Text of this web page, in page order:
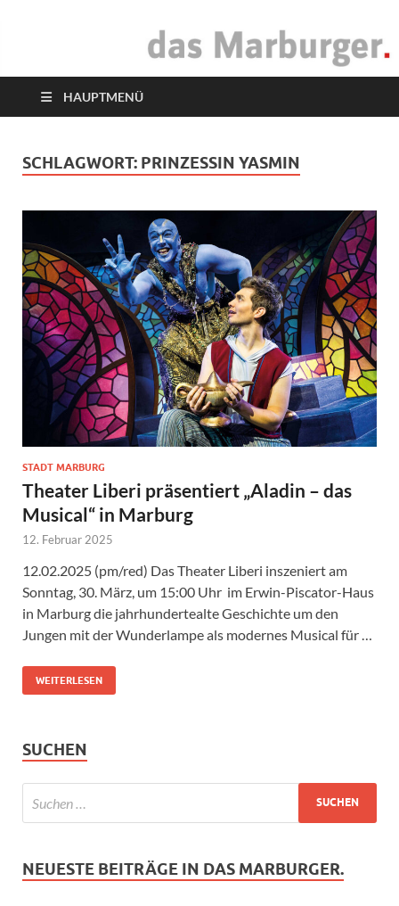
das Marburger.
HAUPTMENÜ
SCHLAGWORT: PRINZESSIN YASMIN
STADT MARBURG
Theater Liberi präsentiert „Aladin – das
Musical“ in Marburg
12. Februar 2025
12.02.2025 (pm/red) Das Theater Liberi inszeniert am
Sonntag, 30. März, um 15:00 Uhr im Erwin-Piscator-Haus
in Marburg die jahrhundertealte Geschichte um den
Jungen mit der Wunderlampe als modernes Musical für …
WEITERLESEN
SUCHEN
NEUESTE BEITRÄGE IN DAS MARBURGER.